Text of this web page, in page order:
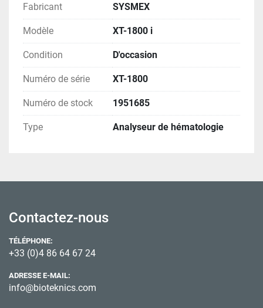
Fabricant SYSMEX
Modèle XT-1800 i
Condition D'occasion
Numéro de série XT-1800
Numéro de stock 1951685
Type Analyseur de hématologie
Contactez-nous
TÉLÉPHONE:
+33 (0)4 86 64 67 24
ADRESSE E-MAIL:
info@bioteknics.com